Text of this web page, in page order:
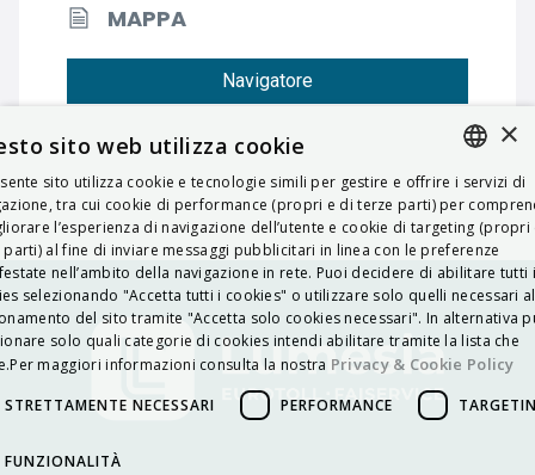
MAPPA
Navigatore
ITALIAN
ENGLISH
FRENCH
HUNGARIAN
DEUTSCH
POLSKI
×
sito web utilizza cookie
sito utilizza cookie e tecnologie simili per gestire e offrire i servizi di
tra cui cookie di performance (propri e di terze parti) per
l’esperienza di navigazione dell’utente e cookie di targeting (propri
parti) al fine di inviare messaggi pubblicitari in linea con le preferenze
nell’ambito della navigazione in rete. Puoi decidere di abilitare tutti i
selezionando "Accetta tutti i cookies" o utilizzare solo quelli necessari al
del sito tramite "Accetta solo cookies necessari". In alternativa
solo quali categorie di cookies intendi abilitare tramite la lista che
maggiori informazioni consulta la nostra Privacy & Cookie Policy
STRETTAMENTE NECESSARI PERFORMANCE
FUNZIONALITÀ